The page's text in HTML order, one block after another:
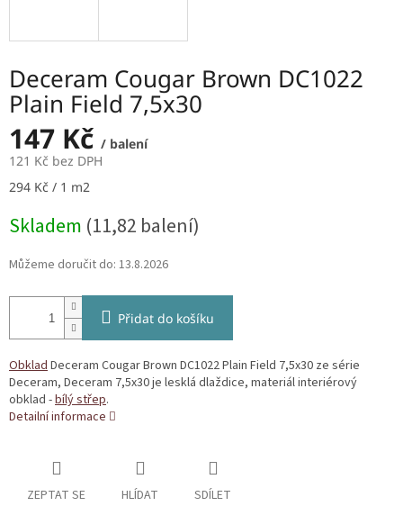
Deceram Cougar Brown DC1022
Plain Field 7,5x30
147 Kč / balení
121 Kč bez DPH
Měrná
294 Kč / 1 m2
Skladem (11,82 balení)
Můžeme doručit do: 13.8.2026
Přidat do košíku
ObkladDeceram Cougar Brown DC1022 Plain Field 7,5x30 ze série
Deceram, Deceram 7,5x30 je lesklá dlaždice, materiál interiérový
obklad -bílý střep.
Detailní informace
ZEPTAT SE HLÍDAT SDÍLET